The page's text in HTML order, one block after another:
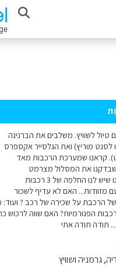
טיול לשוויץ. משלבים את הברנינה
מוריץ) ואת הגלסייר אקספרס
קראנו שמערכת הרכבות מאד
את המסלול מצרמט
לאינטרלאקן ראינו שיש לנו החלפה של 3 רכבות
מזוודות... האם לא עדיף לשכור
של הרכבת על שכירה של רכב ?
תודה תודה אתי
גרמניה ושוויץ